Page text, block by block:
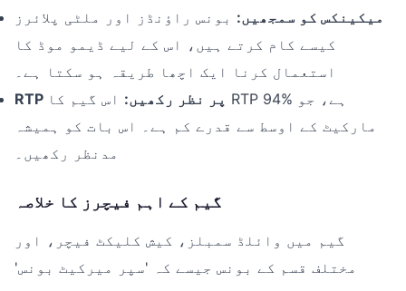
میکینکس کو سمجھیں: بونس راؤنڈز اور ملٹی پلائرز
کیسے کام کرتے ہیں، اس کے لیے ڈیمو موڈ کا
استعمال کرنا ایک اچھا طریقہ ہو سکتا ہے۔
RTP پر نظر رکھیں: اس گیم کا RTP 94% ہے، جو
مارکیٹ کے اوسط سے قدرے کم ہے۔ اس بات کو ہمیشہ
مدنظر رکھیں۔
گیم کے اہم فیچرز کا خلاصہ
گیم میں وائلڈ سمبلز، کیش کلیکٹ فیچر، اور
مختلف قسم کے بونس جیسے کہ 'سپر میرکیٹ بونس'